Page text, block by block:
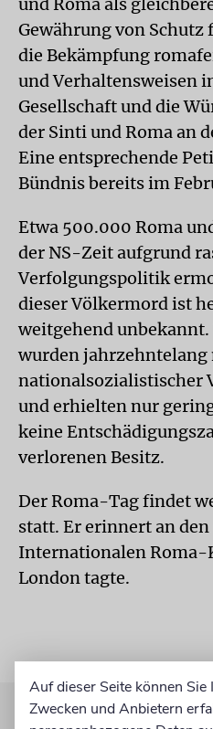
Gewährung von Schutz
die Bekämpfung
und Verhaltensweisen
Gesellschaft und die
der Sinti und Roma an
Eine entsprechende
Bündnis bereits im
Etwa 500.000 Roma
der NS-Zeit aufgrund
Verfolgungspolitik
dieser Völkermord ist
weitgehend
wurden jahrzehntelang
nationalsozialistischer
und erhielten nur
keine
verlorenen Besitz.
Der Roma-Tag findet
statt. Er erinnert an
Internationalen Roma-
London tagte.
Auf dieser Seite können
Zwecken und Anbietern